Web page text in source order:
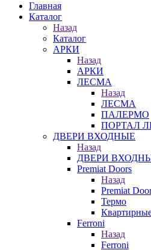
Главная
Каталог
Назад
Каталог
АРКИ
Назад
АРКИ
ЛЕСМА
Назад
ЛЕСМА
ПАЛЕРМО
ПОРТАЛ
ДВЕРИ ВХОДНЫЕ
Назад
ДВЕРИ
Premiat Doors
Назад
Premiat
Термо
Ferroni
Назад
Ferroni